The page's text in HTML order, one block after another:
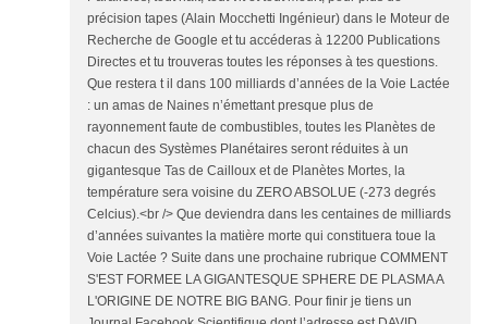
précision tapes (Alain Mocchetti Ingénieur) dans le Moteur de
Recherche de Google et tu accéderas à 12200 Publications
Directes et tu trouveras toutes les réponses à tes questions.
Que restera t il dans 100 milliards d’années de la Voie Lactée
: un amas de Naines n’émettant presque plus de
rayonnement faute de combustibles, toutes les Planètes de
chacun des Systèmes Planétaires seront réduites à un
gigantesque Tas de Cailloux et de Planètes Mortes, la
température sera voisine du ZERO ABSOLUE (-273 degrés
Celcius).<br /> Que deviendra dans les centaines de milliards
d’années suivantes la matière morte qui constituera toue la
Voie Lactée ? Suite dans une prochaine rubrique COMMENT
S'EST FORMEE LA GIGANTESQUE SPHERE DE PLASMA A
L'ORIGINE DE NOTRE BIG BANG. Pour finir je tiens un